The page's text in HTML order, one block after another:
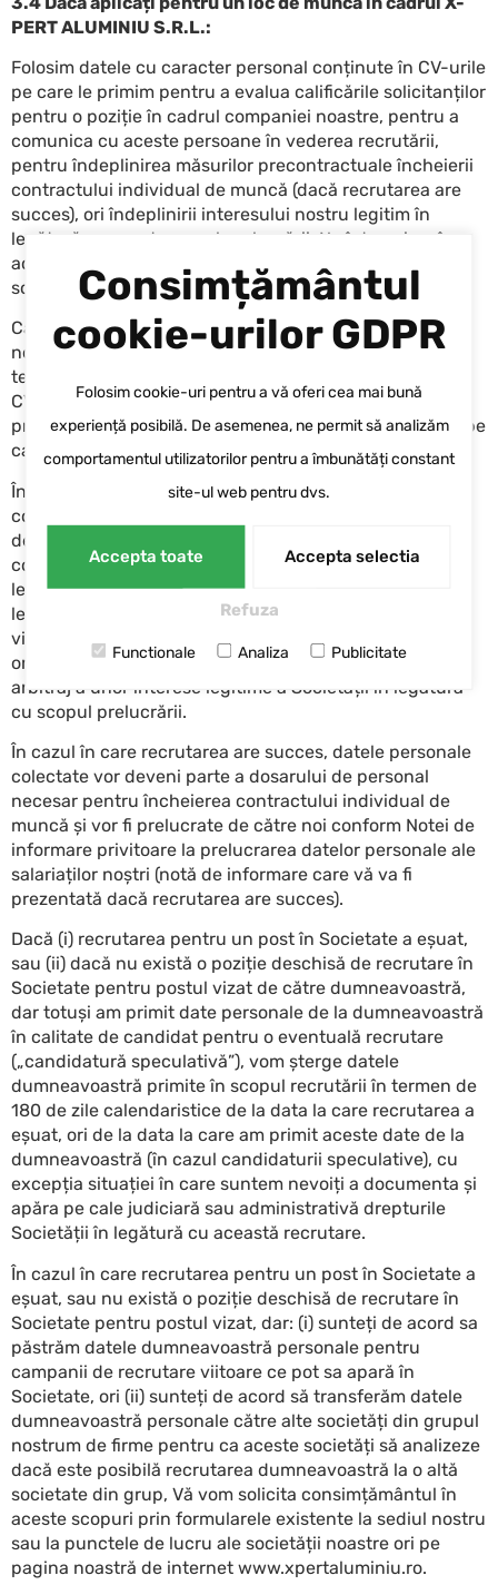
PERT ALUMINIU S.R.L.:
Folosim datele cu caracter personal conținute în CV-urile
pe care le primim pentru a evalua calificările solicitanților
pentru o poziție în cadrul companiei noastre, pentru a
comunica cu aceste persoane în vederea recrutării,
pentru îndeplinirea măsurilor precontractuale încheierii
contractului individual de muncă (dacă recrutarea are
succes), ori îndeplinirii interesului nostru legitim în
legătură cu acest scop al prelucrării. Ne întemeiem în
acest caz pe efectuarea demersurilor efectuate cu
scopul încheierii și executării unui contract de muncă.
Categoriile de date prelucrate în contextul relației
noastre cu dvs. sunt numele dvs., adresa de e-mail,
telefonul, adresa, datele cu caracter personal incluse în
CV-uri, detalii despre educație și formare, calificările
profesionale, precum și alte date cu caracter personal pe
care le puteți furniza direct.
În acest caz, prelucrarea datelor va avea la baza
consimțământul dumneavoastră, ori efectuarea
demersurilor de către Societate înainte de încheierea
contractului de muncă, ori îndeplinirea unei obligații
legale a Societății, ori un interes legitim al Societății în
legătură cu scopul prelucrării, ori protejarea intereselor
vitale ale persoanei vizate sau ale altei persoane fizice,
ori protejarea pe cale administrativă, judiciară sau
arbitraj a unor interese legitime a Societății în legătură
cu scopul prelucrării.
În cazul în care recrutarea are succes, datele personale
colectate vor deveni parte a dosarului de personal
necesar pentru încheierea contractului individual de
muncă și vor fi prelucrate de către noi conform Notei de
informare privitoare la prelucrarea datelor personale ale
salariaților noștri (notă de informare care vă va fi
prezentată dacă recrutarea are succes).
Dacă (i) recrutarea pentru un post în Societate a eșuat,
sau (ii) dacă nu există o poziție deschisă de recrutare în
Societate pentru postul vizat de către dumneavoastră,
dar totuși am primit date personale de la dumneavoastră
în calitate de candidat pentru o eventuală recrutare
(„candidatură speculativă”), vom șterge datele
dumneavoastră primite în scopul recrutării în termen de
180 de zile calendaristice de la data la care recrutarea a
eșuat, ori de la data la care am primit aceste date de la
dumneavoastră (în cazul candidaturii speculative), cu
excepția situației în care suntem nevoiți a documenta și
apăra pe cale judiciară sau administrativă drepturile
Societății în legătură cu această recrutare.
În cazul în care recrutarea pentru un post în Societate a
eșuat, sau nu există o poziție deschisă de recrutare în
Societate pentru postul vizat, dar: (i) sunteți de acord sa
păstrăm datele dumneavoastră personale pentru
campanii de recrutare viitoare ce pot sa apară în
Societate, ori (ii) sunteți de acord să transferăm datele
dumneavoastră personale către alte societăți din grupul
nostrum de firme pentru ca aceste societăți să analizeze
dacă este posibilă recrutarea dumneavoastră la o altă
societate din grup, Vă vom solicita consimțământul în
aceste scopuri prin formularele existente la sediul nostru
sau la punctele de lucru ale societății noastre ori pe
pagina noastră de internet www.xpertaluminiu.ro.
Consimțământul
cookie-urilor GDPR
Folosim cookie-uri pentru a vă oferi cea mai bună
experiență posibilă. De asemenea, ne permit să analizăm
comportamentul utilizatorilor pentru a îmbunătăți constant
site-ul web pentru dvs.
Accepta toate Accepta selectia
Refuza
Functionale Analiza Publicitate